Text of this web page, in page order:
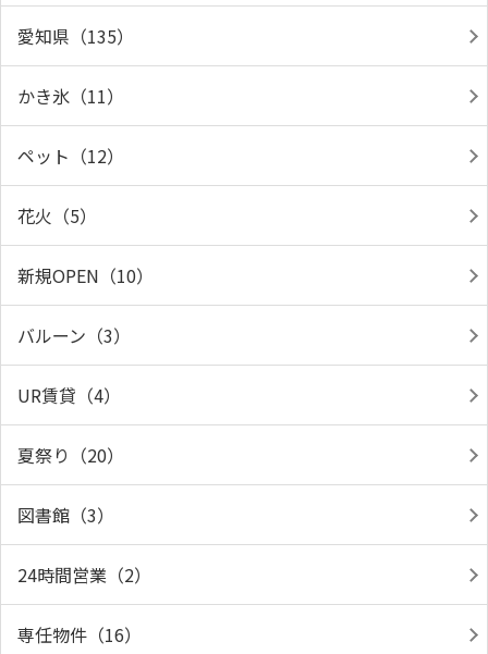
愛知県（135）
かき氷（11）
ペット（12）
花火（5）
新規OPEN（10）
バルーン（3）
UR賃貸（4）
夏祭り（20）
図書館（3）
24時間営業（2）
専任物件（16）